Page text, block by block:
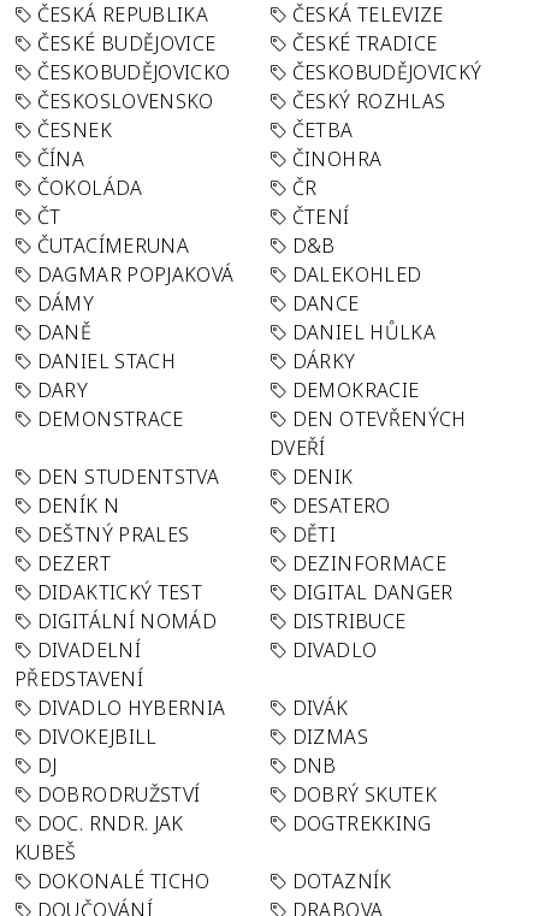
ČESKÁ REPUBLIKA
ČESKÁ TELEVIZE
ČESKÉ BUDĚJOVICE
ČESKÉ TRADICE
ČESKOBUDĚJOVICKO
ČESKOBUDĚJOVICKÝ
ČESKOSLOVENSKO
ČESKÝ ROZHLAS
ČESNEK
ČETBA
ČÍNA
ČINOHRA
ČOKOLÁDA
ČR
ČT
ČTENÍ
ČUTACÍMERUNA
D&B
DAGMAR POPJAKOVÁ
DALEKOHLED
DÁMY
DANCE
DANĚ
DANIEL HŮLKA
DANIEL STACH
DÁRKY
DARY
DEMOKRACIE
DEMONSTRACE
DEN OTEVŘENÝCH
DVEŘÍ
DEN STUDENTSTVA
DENIK
DENÍK N
DESATERO
DEŠTNÝ PRALES
DĚTI
DEZERT
DEZINFORMACE
DIDAKTICKÝ TEST
DIGITAL DANGER
DIGITÁLNÍ NOMÁD
DISTRIBUCE
DIVADELNÍ
PŘEDSTAVENÍ
DIVADLO
DIVADLO HYBERNIA
DIVÁK
DIVOKEJBILL
DIZMAS
DJ
DNB
DOBRODRUŽSTVÍ
DOBRÝ SKUTEK
DOC. RNDR. JAK
KUBEŠ
DOGTREKKING
DOKONALÉ TICHO
DOTAZNÍK
DOUČOVÁNÍ
DRABOVA